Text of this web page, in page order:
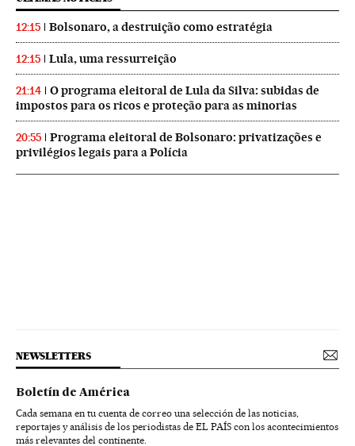
12:15 Bolsonaro, a destruição como estratégia
12:15 Lula, uma ressurreição
21:14
O programa eleitoral de Lula da Silva: subidas de
impostos para os ricos e proteção para as minorias
20:55
Programa eleitoral de Bolsonaro: privatizações e
privilégios legais para a Polícia
NEWSLETTERS
Boletín de América
Cada semana en tu cuenta de correo una selección de las noticias,
reportajes y análisis de los periodistas de EL PAÍS con los acontecimientos
más relevantes del continente.